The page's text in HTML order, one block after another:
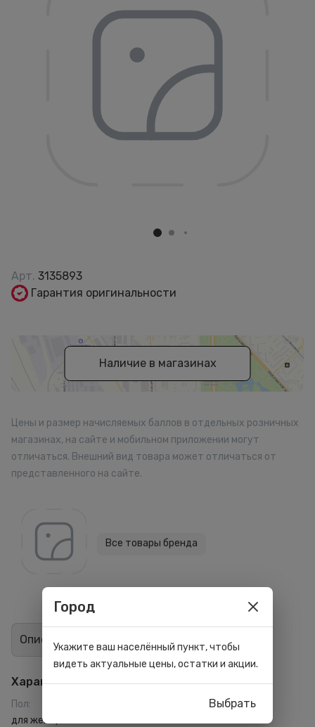
Арт. 3135893
Гарантия оригинальности
Наличие в магазинах
Цены и размер начисляемых баллов в отдельных розничных
магазинах, на сайте и мобильном приложении могут
отличаться. Внешний вид товара может отличаться от
представленного на сайте.
Все товары бренда
Описание
Характеристики
Пол:
для женщин
Город
Укажите ваш населённый пункт, чтобы
видеть актуальные цены, остатки и акции.
Выбрать